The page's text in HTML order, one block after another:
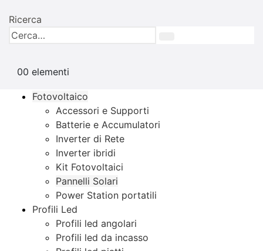
Ricerca
00 elementi
Fotovoltaico
Accessori e Supporti
Batterie e Accumulatori
Inverter di Rete
Inverter ibridi
Kit Fotovoltaici
Pannelli Solari
Power Station portatili
Profili Led
Profili led angolari
Profili led da incasso